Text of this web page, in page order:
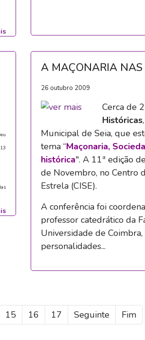
A MAÇONARIA NAS
26 outubro 2009
Cerca de
Históricas
Municipal de Seia, que
tema “Maçonaria,
histórica". A 11ª edição
de Novembro, no Centro
Estrela (CISE).
A conferência foi
professor catedrático da
Universidade de
personalidades...
15 16 17 Seguinte Fim